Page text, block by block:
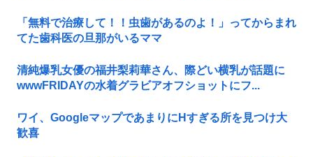
「無料で治療して！！虫歯があるのよ！」ってからまれ
てた歯科医の旦那がいるママ
清純爆乳女優の福井梨莉華さん、際どい横乳が話題に
wwwFRIDAYの水着グラビアオフショットにフ...
ワイ、GoogleマップであまりにΗすぎる所を見つけ大
歓喜